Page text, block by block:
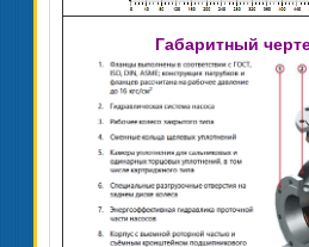
Габаритный